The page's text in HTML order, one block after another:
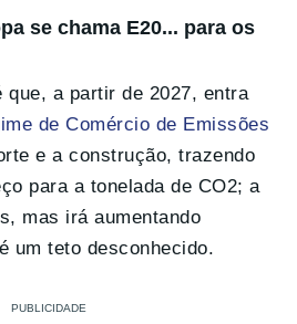
se chama E20... para os
que, a partir de 2027, entra
de Comércio de Emissões
e a construção, trazendo
para a tonelada de CO2; a
mas irá aumentando
um teto desconhecido.